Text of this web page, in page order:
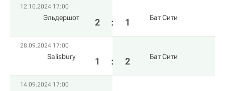
12.10.2024 17:00
Эльдершот 2 : 1 Бат Сити
28.09.2024 17:00
Salisbury 1 : 2 Бат Сити
14.09.2024 17:00